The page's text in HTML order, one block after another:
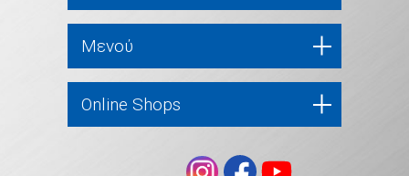
Μενού
Online Shops